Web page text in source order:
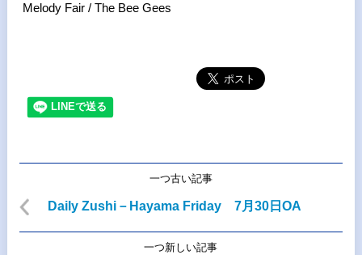
Melody Fair / The Bee Gees
一つ古い記事
Daily Zushi－Hayama Friday 7月30日OA
一つ新しい記事